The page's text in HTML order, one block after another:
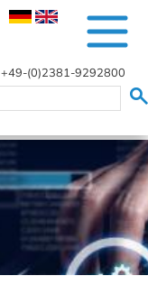
+49-(0)2381-9292800